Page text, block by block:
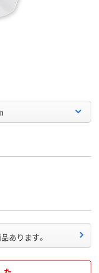
あります。